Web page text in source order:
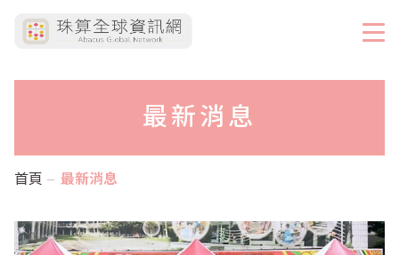
最新消息
首頁 最新消息